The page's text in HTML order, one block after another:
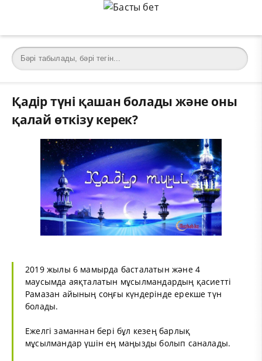
Қадір түні қашан болады және оны
қалай өткізу керек?
2019 жылы 6 мамырда басталатын және 4
маусымда аяқталатын мұсылмандардың қасиетті
Рамазан айының соңғы күндерінде ерекше түн
болады.
Ежелгі заманнан бері бұл кезең барлық
мұсылмандар үшін ең маңызды болып саналады.